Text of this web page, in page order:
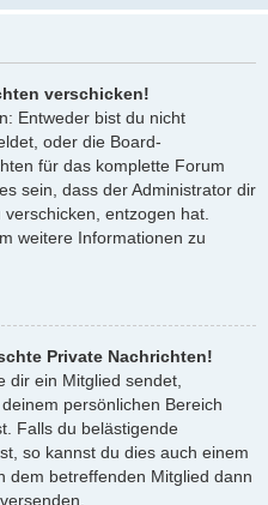
verschicken!
Entweder bist du nicht
oder die Board-
für das komplette Forum
sein, dass der Administrator dir
entzogen hat.
weitere Informationen zu
Private Nachrichten!
dir ein Mitglied sendet,
persönlichen Bereich
Falls du belästigende
so kannst du dies auch einem
dem betreffenden Mitglied dann